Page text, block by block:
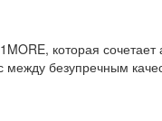
которая
безупречным